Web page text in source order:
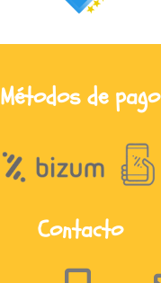
Métodos de pago
Contacto